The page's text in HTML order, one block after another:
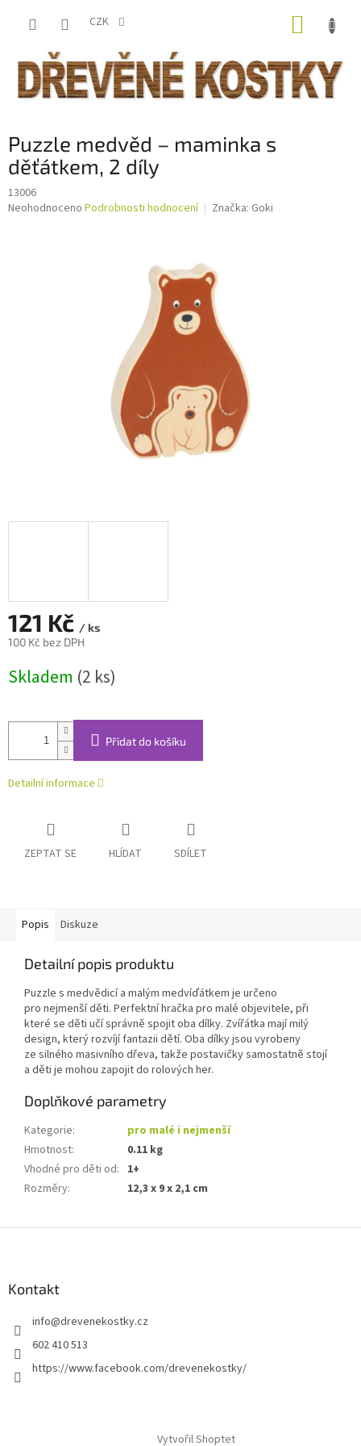
CZK
Puzzle medvěd – maminka s
děťátkem, 2 díly
13006
Průměrné
Neohodnoceno Podrobnosti hodnocení Značka: Goki
121 Kč / ks
100 Kč bez DPH
cena:
Skladem (2 ks)
Přidat do košíku
Detailní informace
ZEPTAT SE HLÍDAT SDÍLET
Popis Diskuze
Detailní popis produktu
Puzzle s medvědicí a malým medvíďátkem je určeno
pro nejmenší děti. Perfektní hračka pro malé objevitele, při
které se děti učí správně spojit oba dílky. Zvířátka mají milý
design, který rozvíjí fantazii dětí. Oba dílky jsou vyrobeny
ze silného masivního dřeva, takže postavičky samostatně stojí
a děti je mohou zapojit do rolových her.
Doplňkové parametry
Kategorie:
pro malé i nejmenší
Hmotnost:
0.11 kg
Vhodné pro děti od: 1+
Rozměry: 12,3 x 9 x 2,1 cm
Kontakt
info@drevenekostky.cz
602 410 513
https://www.facebook.com/drevenekostky/
Vytvořil Shoptet